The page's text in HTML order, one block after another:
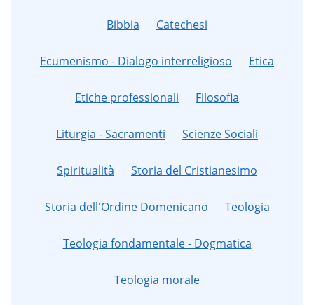
Bibbia Catechesi
Ecumenismo - Dialogo interreligioso Etica
Etiche professionali Filosofia
Liturgia - Sacramenti Scienze Sociali
Spiritualità Storia del Cristianesimo
Storia dell'Ordine Domenicano Teologia
Teologia fondamentale - Dogmatica
Teologia morale